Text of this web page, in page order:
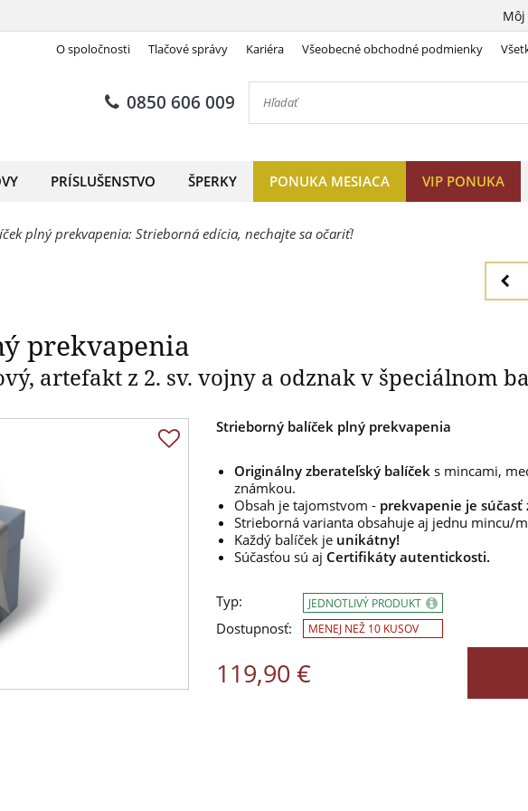
O spoločnosti Tlačové správy Kariéra Všeobecné obchodné podmienky
0850 606 009
PRÍSLUŠENSTVO ŠPERKY PONUKA MESIACA VIP PONUKA
plný prekvapenia: Strieborná edícia, nechajte sa očariť!
prekvapenia
artefakt z 2. sv. vojny a odznak v špeciálnom
Strieborný balíček plný prekvapenia
Originálny zberateľský balíček s mincami,
známkou.
Obsah je tajomstvom - prekvapenie je súčasť
Strieborná varianta obsahuje aj jednu mincu/
Každý balíček je unikátny!
Súčasťou sú aj Certifikáty autentickosti.
Typ:
Dostupnosť:
JEDNOTLIVÝ PRODUKT
MENEJ NEŽ 10 KUSOV
119,90 €
balíček plný prekvapenia